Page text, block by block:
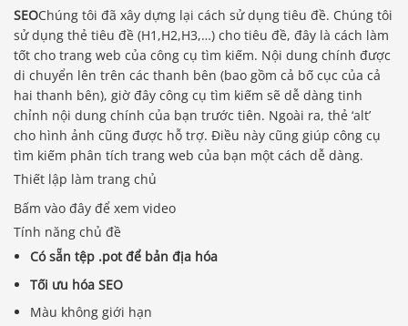
SEOChúng tôi đã xây dựng lại cách sử dụng tiêu đề. Chúng tôi
sử dụng thẻ tiêu đề (H1,H2,H3,…) cho tiêu đề, đây là cách làm
tốt cho trang web của công cụ tìm kiếm. Nội dung chính được
di chuyển lên trên các thanh bên (bao gồm cả bố cục của cả
hai thanh bên), giờ đây công cụ tìm kiếm sẽ dễ dàng tinh
chỉnh nội dung chính của bạn trước tiên. Ngoài ra, thẻ ‘alt’
cho hình ảnh cũng được hỗ trợ. Điều này cũng giúp công cụ
tìm kiếm phân tích trang web của bạn một cách dễ dàng.
Thiết lập làm trang chủ
Bấm vào đây để xem video
Tính năng chủ đề
Có sẵn tệp .pot để bản địa hóa
Tối ưu hóa SEO
Màu không giới hạn